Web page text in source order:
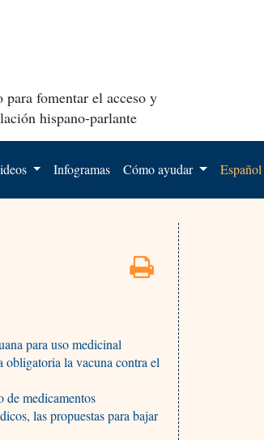
fomentar el acceso y
hispano-parlante
Infogramas Cómo ayudar Español
para uso medicinal
obligatoria la vacuna contra el
de medicamentos
las propuestas para bajar